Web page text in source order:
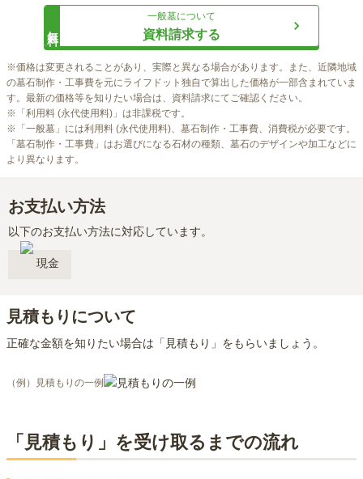
一般墓について
資料請求する
※価格は変更されることがあり、実際と異なる場合があります。また、近隣地域
の墓石制作・工事費を元にライフドット独自で算出した価格が一部含まれていま
す。最新の価格等を知りたい場合は、資料請求にてご確認ください。
※「利用料 (永代使用料)」は非課税です。
※「一般墓」には利用料 (永代使用料)、墓石制作・工事費、消費税が必要です。
「墓石制作・工事費」はお選びになる石材の種類、墓石のデザインや加工などに
より異なります。
お支払い方法
以下のお支払い方法に対応しています。
現金
見積もりについて
正確な金額を知りたい場合は「見積もり」をもらいましょう。
（例）見積もりの一例
「見積もり」を受け取るまでの流れ